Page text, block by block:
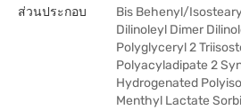
ส่วนประกอบ
Bis Behenyl/
Dilinoleyl Dimer
Polyglyceryl 2
Polyacyladipate 2
Hydrogenated
Menthyl Lactate